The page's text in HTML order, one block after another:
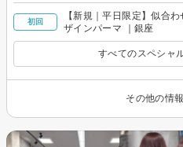
初回
【新規｜平日限定】似合
ザインパーマ ｜銀座
すべてのスペシャ
その他の情